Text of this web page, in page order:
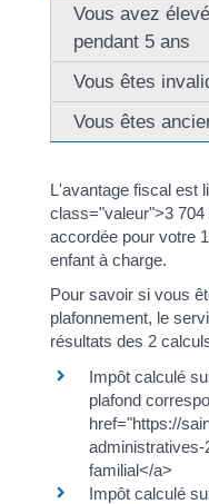
Vous avez
pendant 5 ans
Vous êtes
Vous êtes
L'avantage fiscal est
class="valeur">3
accordée pour votre
enfant à charge.
Pour savoir si vous
plafonnement, le
résultats des 2
Impôt calculé
plafond
href="https://
administratives-
familial</a>
Impôt calculé